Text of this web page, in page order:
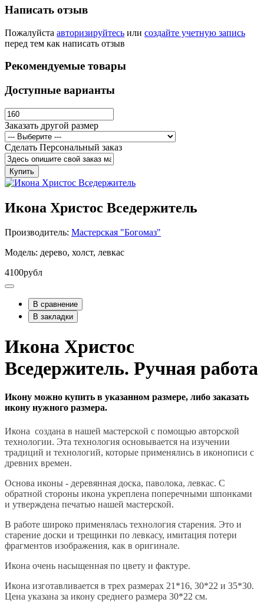
Написать отзыв
Пожалуйста авторизируйтесь или создайте учетную запись
перед тем как написать отзыв
Рекомендуемые товары
Доступные варианты
Заказать другой размер
Сделать Персональный заказ
Купить
Икона Христос Вседержитель
Производитель: Мастерская "Богомаз"
Модель: дерево, холст, левкас
4100рубл
В сравнение
В закладки
Икона Христос
Вседержитель. Ручная работа
Икону можно купить в указанном размере, либо заказать
икону нужного размера.
Икона создана в нашей мастерской с помощью авторской
технологии. Эта технология основывается на изучении
традиций и технологий, которые применялись в иконописи с
древних времен.
Основа иконы - деревянная доска, паволока, левкас. С
обратной стороны икона укреплена поперечными шпонками
и утверждена печатью нашей мастерской.
В работе широко применялась технология старения. Это и
старение доски и трещинки по левкасу, имитация потери
фрагментов изображения, как в оригинале.
Икона очень насыщенная по цвету и фактуре.
Икона изготавливается в трех размерах 21*16, 30*22 и 35*30.
Цена указана за икону среднего размера 30*22 см.